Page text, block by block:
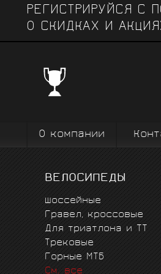
РЕГИСТРИРУЙСЯ С
О СКИДКАХ И
О компании
ВЕЛОСИПЕДЫ
Шоссейные
Гравел, кроссовые
Для триатлона и ТТ
Трековые
Горные MTБ
См. все